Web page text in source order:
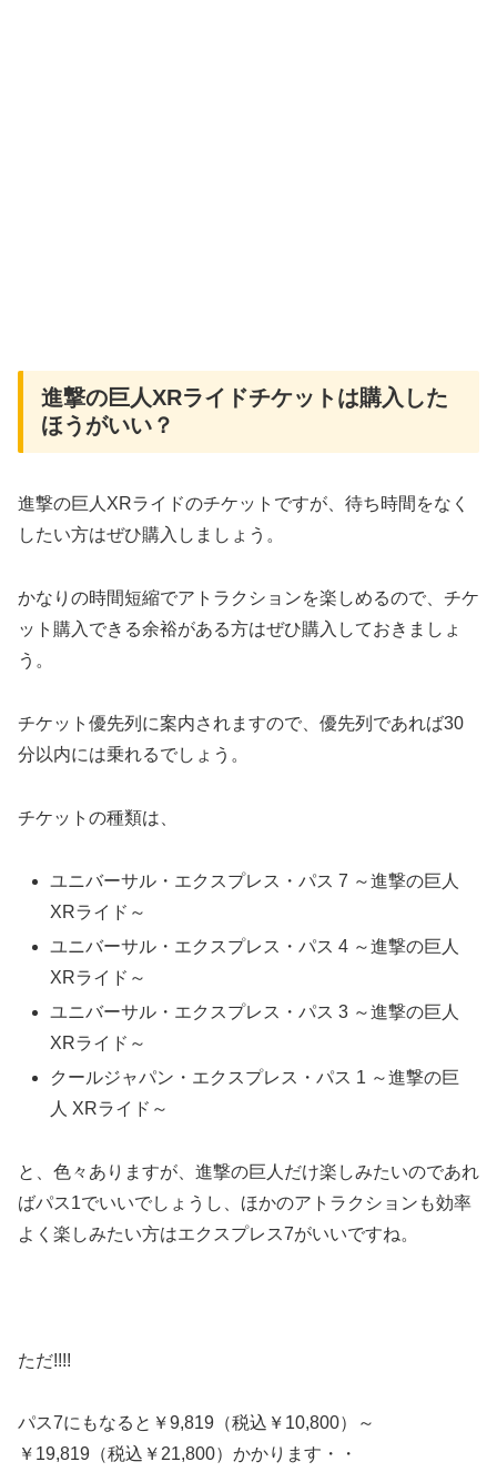
進撃の巨人XRライドチケットは購入した
ほうがいい？
進撃の巨人XRライドのチケットですが、待ち時間をなく
したい方はぜひ購入しましょう。
かなりの時間短縮でアトラクションを楽しめるので、チケ
ット購入できる余裕がある方はぜひ購入しておきましょ
う。
チケット優先列に案内されますので、優先列であれば30
分以内には乗れるでしょう。
チケットの種類は、
ユニバーサル・エクスプレス・パス 7 ～進撃の巨人
XRライド～
ユニバーサル・エクスプレス・パス 4 ～進撃の巨人
XRライド～
ユニバーサル・エクスプレス・パス 3 ～進撃の巨人
XRライド～
クールジャパン・エクスプレス・パス 1 ～進撃の巨
人 XRライド～
と、色々ありますが、進撃の巨人だけ楽しみたいのであれ
ばパス1でいいでしょうし、ほかのアトラクションも効率
よく楽しみたい方はエクスプレス7がいいですね。
ただ!!!!
パス7にもなると￥9,819（税込￥10,800）～
￥19,819（税込￥21,800）かかります・・